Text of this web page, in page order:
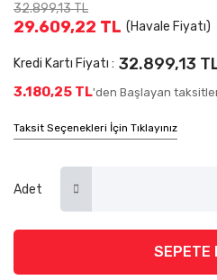
32.899,13 TL
29.609,22 TL (Havale Fiyatı)
Kredi Kartı Fiyatı : 32.899,13
3.180,25 TL'den Başlayan
Taksit Seçenekleri İçin Tıklayınız
Adet
SEPETE